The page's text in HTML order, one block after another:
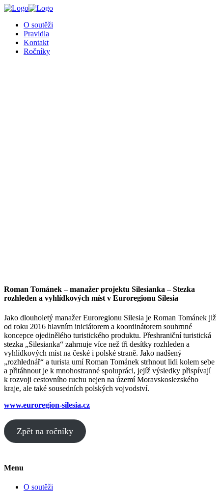
O soutěži
Pravidla
Kontakt
Ročníky
Roman Tománek – manažer projektu Silesianka – Stezka
rozhleden a vyhlídkových míst v Euroregionu Silesia
Jako dlouholetý manažer Euroregionu Silesia je Roman Tománek již
od roku 2016 hlavním iniciátorem a koordinátorem souhrnné
koncepce ojedinělého turistického produktu. Přeshraniční turistická
stezka „Silesianka“ zahrnuje více než tři desítky rozhleden a
vyhlídkových míst na české i polské straně. Jako nadšený
„rozhlednář“ a turista umí Roman Tománek strhnout lidi kolem sebe
a přitáhnout je k mnohostranné spolupráci, jejíž výsledky přispívají
k rozvoji cestovního ruchu nejen na území Moravskoslezského
kraje, ale také sousedních polských vojvodství.
www.euroregion-silesia.cz
Zpět na ročníky
Menu
O soutěži